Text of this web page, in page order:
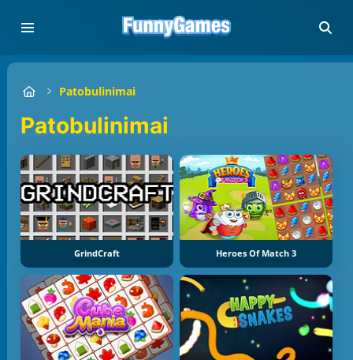
Patobulinimai
Patobulinimai
GrindCraft Heroes Of Match 3